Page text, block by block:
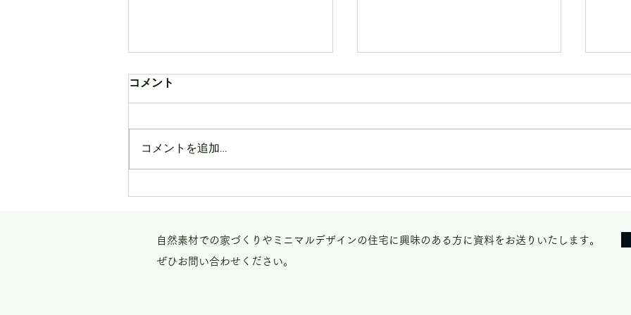
【5
コメント
コメントを追加…
自然素材での家づくりやミニマルデザインの住宅に興味のある方に資料をお送りいたします。
ぜひお問い合わせください。